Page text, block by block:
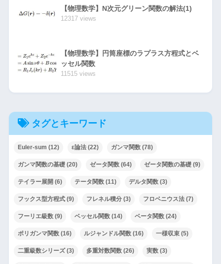
【物理数学】N次元グリーン関数の解法(1)
12317 views
【物理数学】円筒座標のラプラス方程式とベ
ッセル関数
11515 views
タグとキーワード
Euler-sum (12) ε論法(22) ガンマ関数(78)
ガンマ関数の基礎(20) ゼータ関数(64) ゼータ関数の基礎(9)
テイラー展開 (6) テータ関数(11) デルタ関数(3)
フックス型方程式(9) フレネル積分(3) フロベニウス法(7)
フーリエ級数(9) ベッセル関数(14) ベータ関数(24)
ポリガンマ関数(16) ルジャンドル関数(16) 一様収束(5)
二重級数シリーズ(3) 多重対数関数(26) 実数(3)